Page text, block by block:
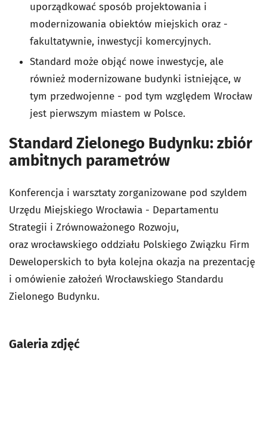
uporządkować sposób projektowania i
modernizowania obiektów miejskich oraz -
fakultatywnie, inwestycji komercyjnych.
Standard może objąć nowe inwestycje, ale
również modernizowane budynki istniejące, w
tym przedwojenne - pod tym względem Wrocław
jest pierwszym miastem w Polsce.
Standard Zielonego Budynku: zbiór
ambitnych parametrów
Konferencja i warsztaty zorganizowane pod szyldem
Urzędu Miejskiego Wrocławia - Departamentu
Strategii i Zrównoważonego Rozwoju,
oraz wrocławskiego oddziału Polskiego Związku Firm
Deweloperskich to była kolejna okazja na prezentację
i omówienie założeń Wrocławskiego Standardu
Zielonego Budynku.
Galeria zdjęć